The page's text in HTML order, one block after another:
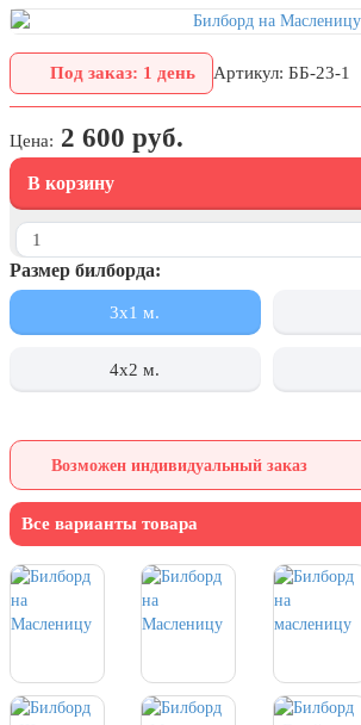
флага РФ
День шахтера (последнее
воскресенье августа)
3 сентября, День солидарности в
борьбе с терроризмом
сентября)
День нефтяника (первое воскресенье
8 сентября, День танкиста (второе
воскресенье сентября)
5 октября, День учителя
19 октября, День Отца
25 октября, День Таможенника
Российской Федерации
28 октября, День Бабушек и Дедушек
4 ноября, День народного единства
Под заказ: 1 день Артикул: ББ-23-1
Цена: 2 600 руб.
В корзину
Размер билборда:
3х1 м.
4х2 м.
Возможен индивидуальный заказ
Все варианты товара